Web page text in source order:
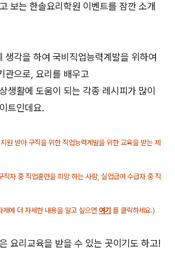
보는 한솔요리학원 이벤트를 잠깐 소개
생각을 하여 국비직업능력계발을 위하여
관으로, 요리를 배우고
생활에 도움이 되는 각종 레시피가 많이
트인데요.
원 받아 구직을 위한 직업능력계발을 위한 교육을 받는 제
직업훈련을 희망 하는 사람, 실업급여 수급자 중 직
더 자세한 내용을 알고 싶으면 여기 를 클릭하세요.)
요리교육을 받을 수 있는 곳이기도 하고!